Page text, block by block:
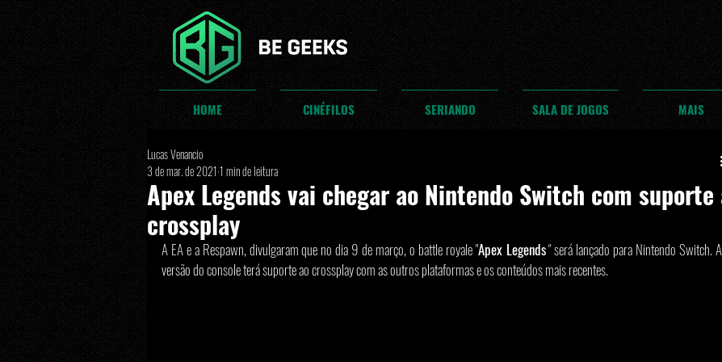
HOME CINÉFILOS SERIANDO SALA DE JOGOS MAIS
Apex Legends vai chegar ao Nintendo Switch com suporte
crossplay
Lucas Venancio
3 de mar. de 2021 1 min de leitura
A EA e a Respawn, divulgaram que no dia 9 de março, o battle royale "Apex Legends" será lançado para Nintendo Switch. A
versão do console terá suporte ao crossplay com as outros plataformas e os conteúdos mais recentes.